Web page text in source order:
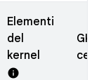
Elementi
del
kernel
info
GKI